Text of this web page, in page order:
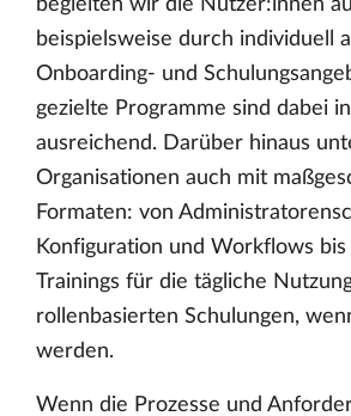
begleiten wir die Nutzer:innen
beispielsweise durch individuell
Onboarding- und
gezielte Programme sind dabei in
ausreichend. Darüber hinaus
Organisationen auch mit
Formaten: von
Konfiguration und Workflows bis
Trainings für die tägliche
rollenbasierten Schulungen,
werden.
Wenn die Prozesse und